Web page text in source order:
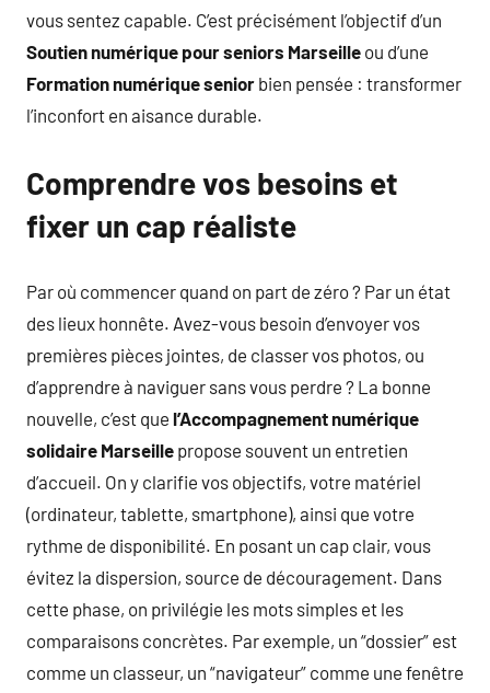
vous sentez capable. C’est précisément l’objectif d’un
Soutien numérique pour seniors Marseille ou d’une
Formation numérique senior bien pensée : transformer
l’inconfort en aisance durable.
Comprendre vos besoins et
fixer un cap réaliste
Par où commencer quand on part de zéro ? Par un état
des lieux honnête. Avez-vous besoin d’envoyer vos
premières pièces jointes, de classer vos photos, ou
d’apprendre à naviguer sans vous perdre ? La bonne
nouvelle, c’est que l’Accompagnement numérique
solidaire Marseille propose souvent un entretien
d’accueil. On y clarifie vos objectifs, votre matériel
(ordinateur, tablette, smartphone), ainsi que votre
rythme de disponibilité. En posant un cap clair, vous
évitez la dispersion, source de découragement. Dans
cette phase, on privilégie les mots simples et les
comparaisons concrètes. Par exemple, un “dossier” est
comme un classeur, un “navigateur” comme une fenêtre